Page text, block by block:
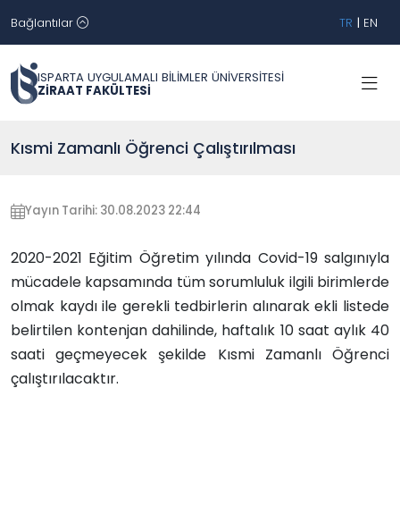
Bağlantılar TR | EN
ISPARTA UYGULAMALI BİLİMLER ÜNİVERSİTESİ
ZİRAAT FAKÜLTESİ
Kısmi Zamanlı Öğrenci Çalıştırılması
Yayın Tarihi: 30.08.2023 22:44
2020-2021 Eğitim Öğretim yılında Covid-19 salgınıyla
mücadele kapsamında tüm sorumluluk ilgili birimlerde
olmak kaydı ile gerekli tedbirlerin alınarak ekli listede
belirtilen kontenjan dahilinde, haftalık 10 saat aylık 40
saati geçmeyecek şekilde Kısmi Zamanlı Öğrenci
çalıştırılacaktır.